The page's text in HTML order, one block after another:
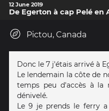
12 June 2019
De Egerton à cap Pelé en
Pictou, Canada
Donc le 7 j'étais arrivé à
Le lendemain la côte de
temps peu d'accès à la
dénivelé.
Le 9 je prends le ferry a